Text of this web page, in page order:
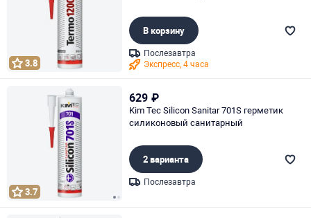
3.8
В корзину
Послезавтра
Экспресс, 4 часа
3.7
629 ₽
Kim Tec Silicon Sanitar 701S герметик
силиконовый санитарный
2 варианта
Послезавтра